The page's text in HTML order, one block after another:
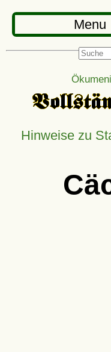
Menu
Hinweise zu